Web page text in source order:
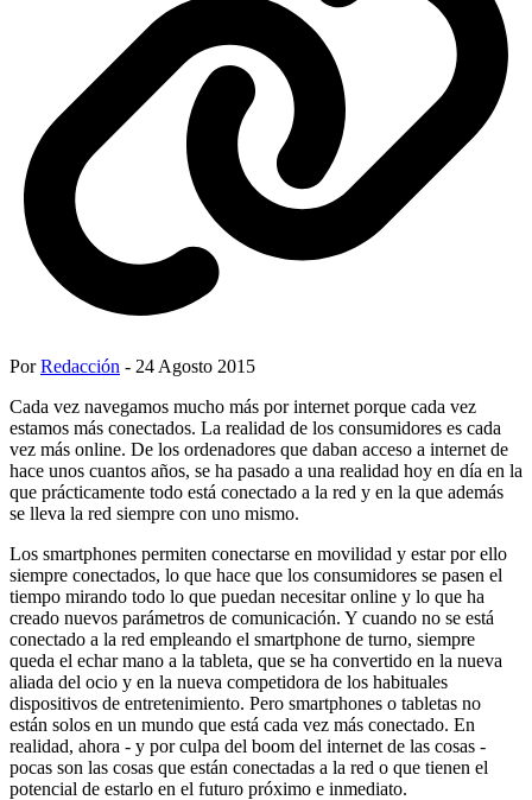
PorRedacción - 24 Agosto 2015
Cada vez navegamos mucho más por internet porque cada vez
estamos más conectados. La realidad de los consumidores es cada
vez más online. De los ordenadores que daban acceso a internet de
hace unos cuantos años, se ha pasado a una realidad hoy en día en la
que prácticamente todo está conectado a la red y en la que además
se lleva la red siempre con uno mismo.
Los smartphones permiten conectarse en movilidad y estar por ello
siempre conectados, lo que hace que los consumidores se pasen el
tiempo mirando todo lo que puedan necesitar online y lo que ha
creado nuevos parámetros de comunicación. Y cuando no se está
conectado a la red empleando el smartphone de turno, siempre
queda el echar mano a la tableta, que se ha convertido en la nueva
aliada del ocio y en la nueva competidora de los habituales
dispositivos de entretenimiento. Pero smartphones o tabletas no
están solos en un mundo que está cada vez más conectado. En
realidad, ahora - y por culpa del boom del internet de las cosas -
pocas son las cosas que están conectadas a la red o que tienen el
potencial de estarlo en el futuro próximo e inmediato.